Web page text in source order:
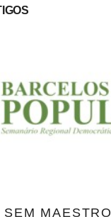
MAESTRO